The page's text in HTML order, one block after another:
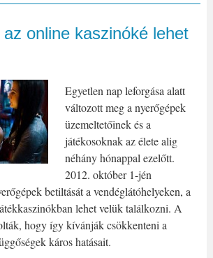
online kaszinóké lehet
Egyetlen nap leforgása alatt
változott meg a nyerőgépek
üzemeltetőinek és a
játékosoknak az élete alig
néhány hónappal ezelőtt.
2012. október 1-jén
betiltását a vendéglátóhelyeken, a
lehet velük találkozni. A
hogy így kívánják csökkenteni a
káros hatásait.